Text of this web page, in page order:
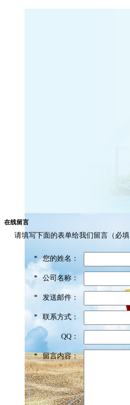
在线留言
请填写下面的表单给我们留言（必填
* 您的姓名：
* 公司名称：
* 发送邮件：
* 联系方式：
QQ：
* 留言内容：